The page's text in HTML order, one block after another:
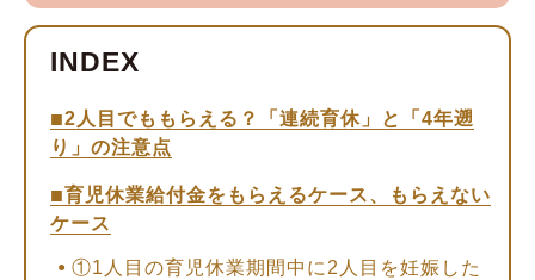
2人目でももらえる？「連続育休」と「4年遡
り」の注意点
育児休業給付金をもらえるケース、もらえない
ケース
①1人目の育児休業期間中に2人目を妊娠した